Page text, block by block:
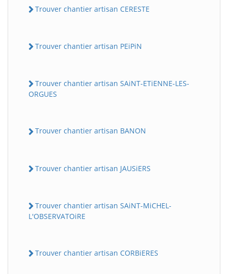
Trouver chantier artisan CERESTE
Trouver chantier artisan PEiPiN
Trouver chantier artisan SAiNT-ETiENNE-LES-
ORGUES
Trouver chantier artisan BANON
Trouver chantier artisan JAUSiERS
Trouver chantier artisan SAiNT-MiCHEL-
L'OBSERVATOiRE
Trouver chantier artisan CORBiERES